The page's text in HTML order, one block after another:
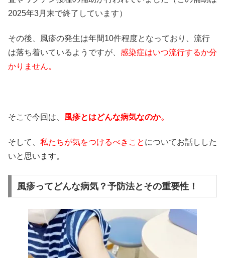
2025年3月末で終了しています）
その後、風疹の発生は年間10件程度となっており、流行
は落ち着いているようですが、 感染症はいつ流行するか分
かりません。
そこで今回は、 風疹とはどんな病気なのか。
そして、 私たちが気をつけるべきこと についてお話しした
いと思います。
風疹ってどんな病気？予防法とその重要性！